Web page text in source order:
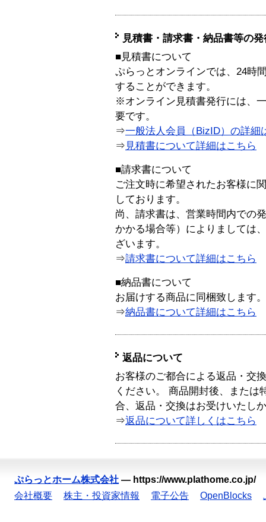
見積書・請求書・納品書等の
■見積書について
ぷらっとオンラインでは、24時
することができます。
※オンライン見積書発行には、
要です。
⇒一般法人会員（BizID）の詳細
⇒ 見積書について詳細はこちら
■請求書について
ご注文時に希望されたお客様に
しております。
尚、請求書は、営業時間内での
かかる場合等）によりましては
ざいます。
⇒請求書について詳細はこちら
■納品書について
お届けする商品に同梱致します。
⇒納品書について詳細はこちら
返品について
お客様のご都合による返品・交
ください。 商品開封後、または
合、返品・交換はお受けいたし
⇒返品について詳しくはこちら
ぷらっとホーム株式会社 — https://www.plathome.co.jp/
会社概要
株主・投資家情報 電子公告 OpenBlocks